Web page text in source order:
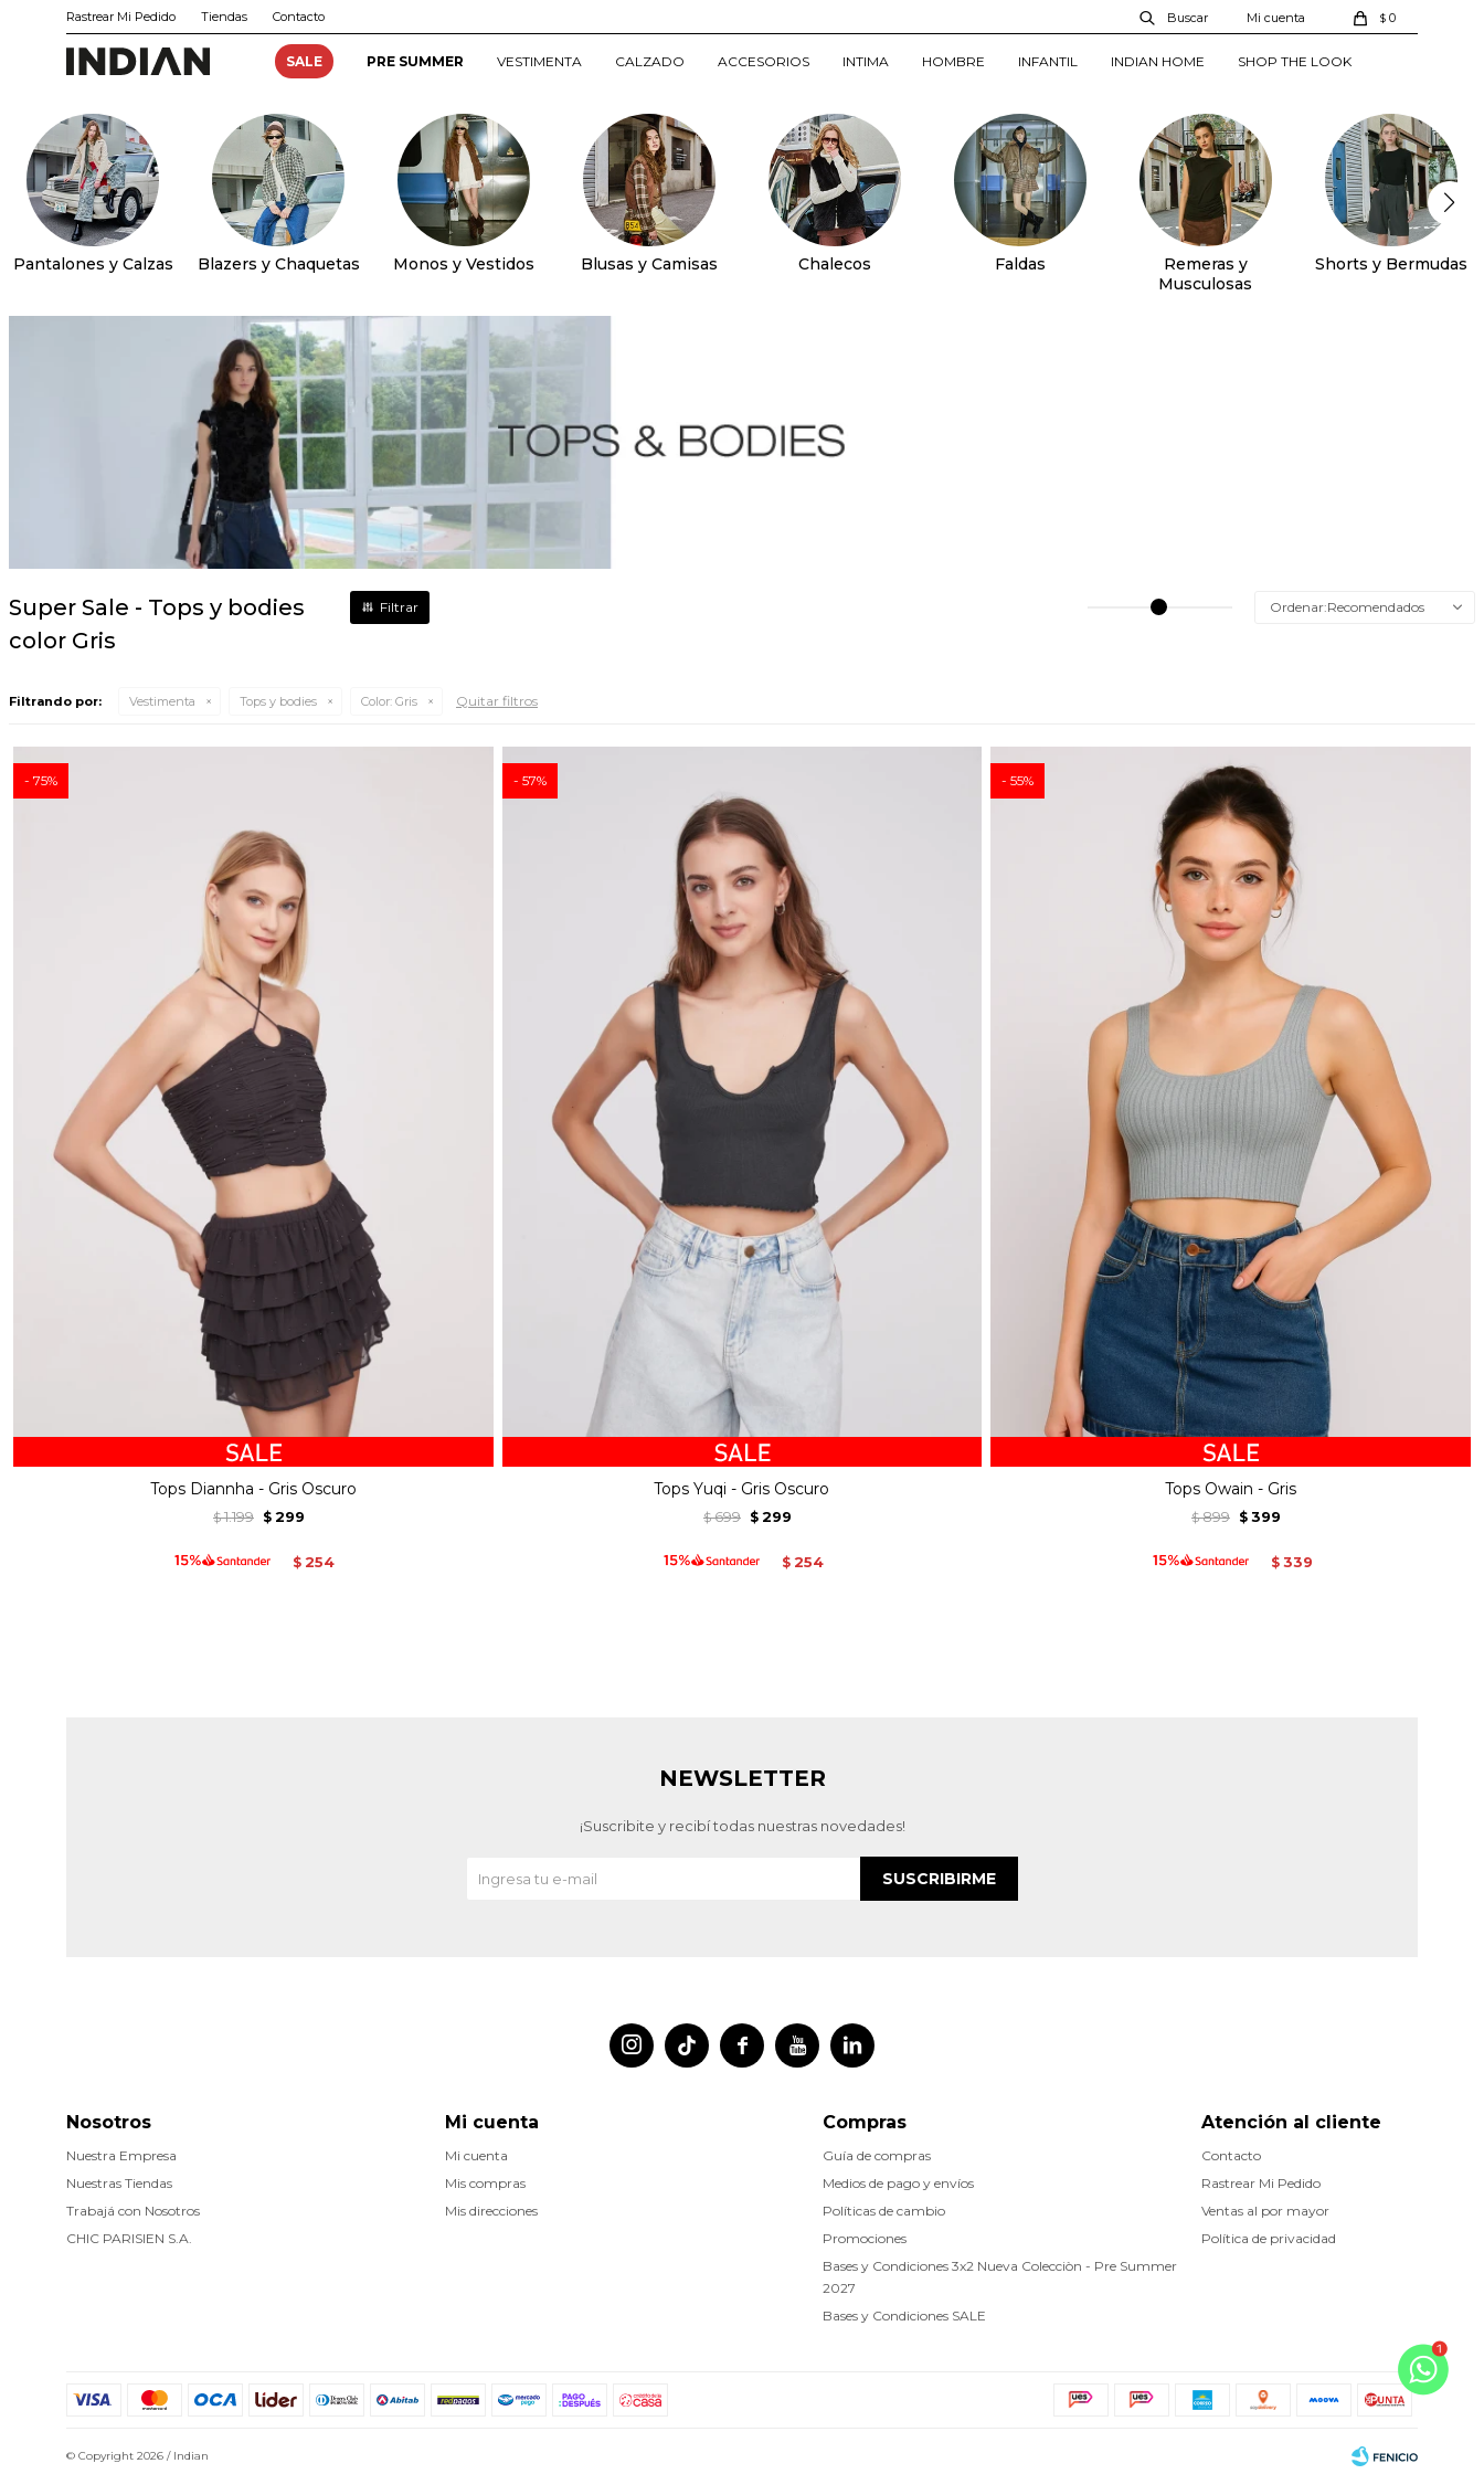
SALE PRE SUMMER VESTIMENTA CALZADO ACCESORIOS INTIMA HOMBRE INFANTIL INDIAN HOME SHOP THE LOOK
$ 0
Rastrear Mi Pedido Tiendas Contacto
Pantalones y Calzas Blazers y Chaquetas Monos y Vestidos Blusas y Camisas Chalecos Faldas
Remeras y
Musculosas
Shorts y Bermudas
Super Sale - Tops y bodies
color Gris
Recomendados
Filtrando por: Vestimenta Tops y bodies Color: Gris Quitar filtros
75
Tops Diannha - Gris Oscuro
$ 1.199 $ 299
$ 254
57
Tops Yuqi - Gris Oscuro
$ 699 $ 299
$ 254
55
Tops Owain - Gris
$ 899 $ 399
$ 339
 
 
Atención al cliente
Contacto
Rastrear Mi Pedido
Ventas al por mayor
Política de privacidad
Nosotros
Nuestra Empresa
Nuestras Tiendas
Trabajá con Nosotros
CHIC PARISIEN S.A.
Compras
Guía de compras
Medios de pago y envíos
Políticas de cambio
Promociones
Bases y Condiciones 3x2 Nueva Colecciòn - Pre Summer
2027
Bases y Condiciones SALE
Mi cuenta
Mi cuenta
Mis compras
Mis direcciones
NEWSLETTER
¡Suscribite y recibí todas nuestras novedades!
SUSCRIBIRME
© Copyright 2026 / Indian